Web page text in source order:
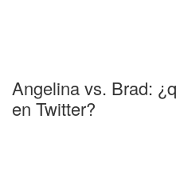
Angelina vs. Brad:
en Twitter?